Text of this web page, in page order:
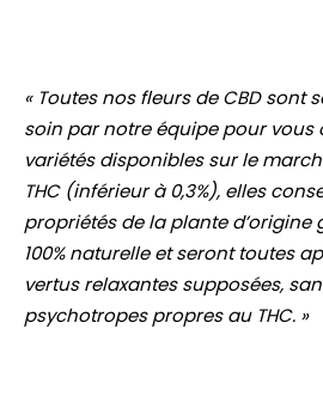
« Toutes nos fleurs de CBD sont
soin par notre équipe pour vous
variétés disponibles sur le
THC (inférieur à 0,3%), elles
propriétés de la plante d’origine
100% naturelle et seront toutes
vertus relaxantes supposées,
psychotropes propres au THC. »